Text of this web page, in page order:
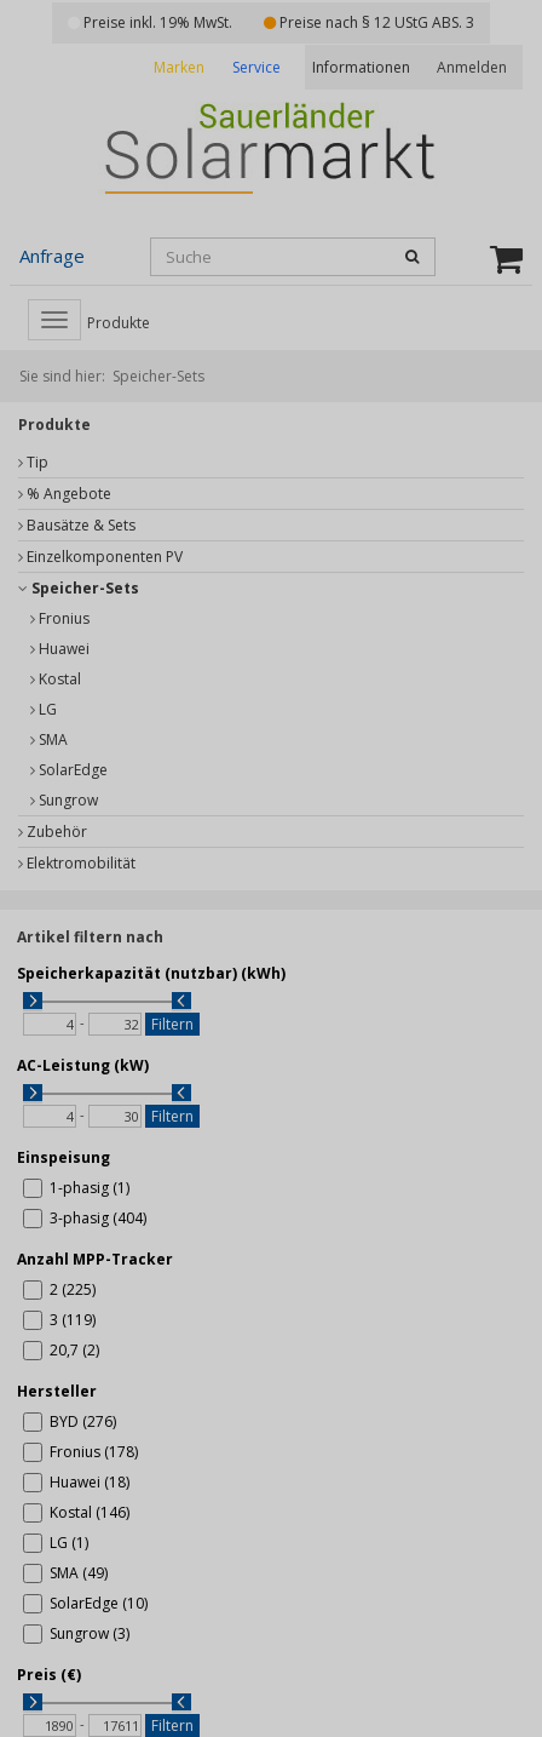
Preise inkl. 19% MwSt. Preise nach § 12 UStG ABS. 3
Informationen Anmelden
Marken Service
Anfrage
Toggle
navigation
Produkte
Sie sind hier: Speicher-Sets
Produkte
Tip
% Angebote
Bausätze & Sets
Einzelkomponenten PV
Speicher-Sets
Fronius
Huawei
Kostal
LG
SMA
SolarEdge
Sungrow
Zubehör
Elektromobilität
Artikel filtern nach
Speicherkapazität (nutzbar) (kWh)
-
Filtern
AC-Leistung (kW)
-
Filtern
Einspeisung
1-phasig (1)
3-phasig (404)
Anzahl MPP-Tracker
2 (225)
3 (119)
20,7 (2)
Hersteller
BYD (276)
Fronius (178)
Huawei (18)
Kostal (146)
LG (1)
SMA (49)
SolarEdge (10)
Sungrow (3)
Preis (€)
- Filtern